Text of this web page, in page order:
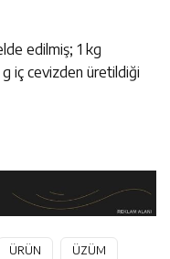
edilmiş; 1 kg
g iç cevizden üretildiği
ÜRÜN ÜZÜM